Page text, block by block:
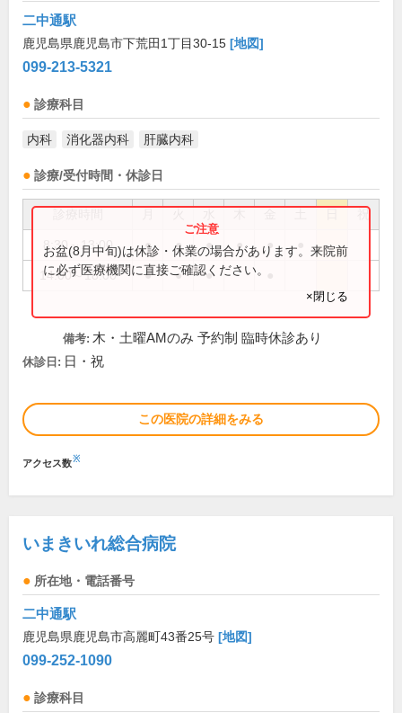
二中通駅
鹿児島県鹿児島市下荒田1丁目30-15 [地図]
099-213-5321
診療科目
内科 消化器内科 肝臓内科
診療/受付時間・休診日
祝
8:30～13:00 ● ● ● ● ●
14:00～18:00 ● ● ●
お盆(8月中旬)は休診・休業の場合があります。来院前
に必ず医療機関に直接ご確認ください。
×閉じる
備考: 木・土曜AMのみ 予約制 臨時休診あり
休診日: 日・祝
この医院の詳細をみる
アクセス数※
いまきいれ総合病院
所在地・電話番号
二中通駅
鹿児島県鹿児島市高麗町43番25号 [地図]
099-252-1090
診療科目